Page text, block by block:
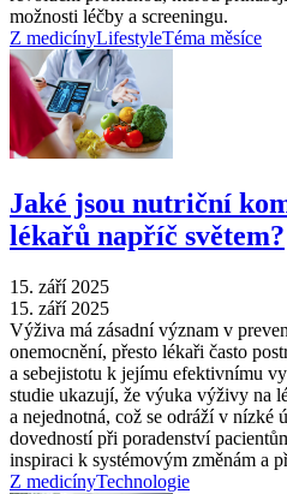
možnosti léčby a screeningu.
Z medicínyLifestyleTéma měsíce
Jaké jsou nutriční
lékařů napříč světem?
15. září 2025
15. září 2025
Výživa má zásadní význam v
onemocnění, přesto lékaři často
a sebejistotu k jejímu efektivnímu
studie ukazují, že výuka výživy na
a nejednotná, což se odráží v nízké
dovedností při poradenství
inspiraci k systémovým změnám a
Z medicínyTechnologie